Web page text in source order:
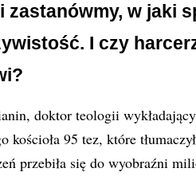
zastanówmy, w jaki
I czy
doktor teologii
95 tez, które
przebiła się do wyobraźni